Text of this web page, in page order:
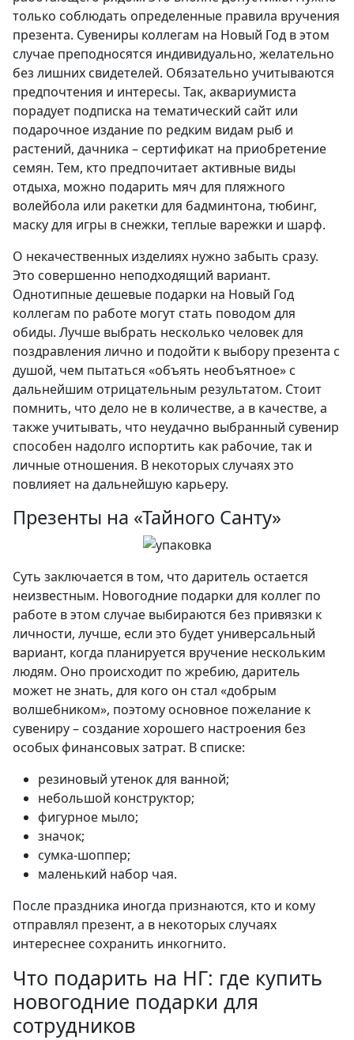
только соблюдать определенные правила вручения
презента. Сувениры коллегам на Новый Год в этом
случае преподносятся индивидуально, желательно
без лишних свидетелей. Обязательно учитываются
предпочтения и интересы. Так, аквариумиста
порадует подписка на тематический сайт или
подарочное издание по редким видам рыб и
растений, дачника – сертификат на приобретение
семян. Тем, кто предпочитает активные виды
отдыха, можно подарить мяч для пляжного
волейбола или ракетки для бадминтона, тюбинг,
маску для игры в снежки, теплые варежки и шарф.
О некачественных изделиях нужно забыть сразу.
Это совершенно неподходящий вариант.
Однотипные дешевые подарки на Новый Год
коллегам по работе могут стать поводом для
обиды. Лучше выбрать несколько человек для
поздравления лично и подойти к выбору презента с
душой, чем пытаться «объять необъятное» с
дальнейшим отрицательным результатом. Стоит
помнить, что дело не в количестве, а в качестве, а
также учитывать, что неудачно выбранный сувенир
способен надолго испортить как рабочие, так и
личные отношения. В некоторых случаях это
повлияет на дальнейшую карьеру.
Презенты на «Тайного Санту»
Суть заключается в том, что даритель остается
неизвестным. Новогодние подарки для коллег по
работе в этом случае выбираются без привязки к
личности, лучше, если это будет универсальный
вариант, когда планируется вручение нескольким
людям. Оно происходит по жребию, даритель
может не знать, для кого он стал «добрым
волшебником», поэтому основное пожелание к
сувениру – создание хорошего настроения без
особых финансовых затрат. В списке:
резиновый утенок для ванной;
небольшой конструктор;
фигурное мыло;
значок;
сумка-шоппер;
маленький набор чая.
После праздника иногда признаются, кто и кому
отправлял презент, а в некоторых случаях
интереснее сохранить инкогнито.
Что подарить на НГ: где купить
новогодние подарки для
сотрудников